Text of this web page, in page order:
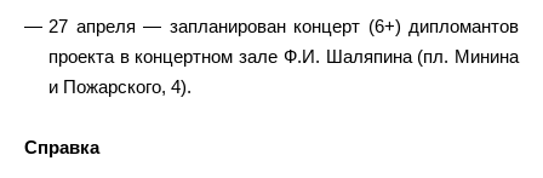
27 апреля — запланирован концерт (6+) дипломантов
проекта в концертном зале Ф.И. Шаляпина (пл. Минина
и Пожарского, 4).
Справка